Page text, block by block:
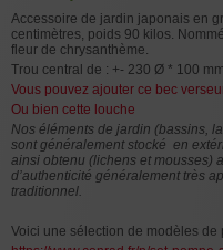
Accessoire de jardin japonais en
centimètres, poids 90 kilos.
fleur de chrysanthème.
Trou central de : +- 230 Ø * 100
Vous pouvez ajouter ce bec
Ou bien cette louche
Nos éléments de jardin (bassins,
sont généralement stocké en
ainsi obtenu (lichens et mousses)
d’authenticité généralement très
traditionnel.
Voici une sélection de modèles de